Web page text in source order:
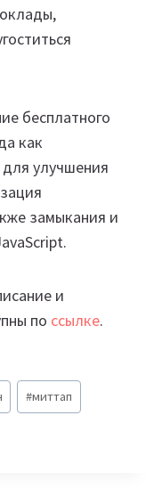
бесплатного
как
улучшения
замыкания и
и
по ссылке.
#миттап